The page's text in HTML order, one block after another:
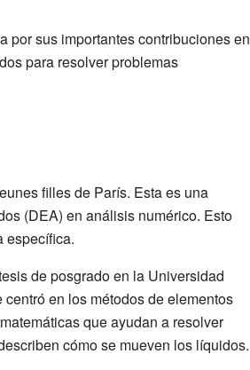
por sus importantes contribuciones en
para resolver problemas
filles de París. Esta es una
(DEA) en análisis numérico. Esto
específica.
de posgrado en la Universidad
en los métodos de elementos
que ayudan a resolver
cómo se mueven los líquidos.